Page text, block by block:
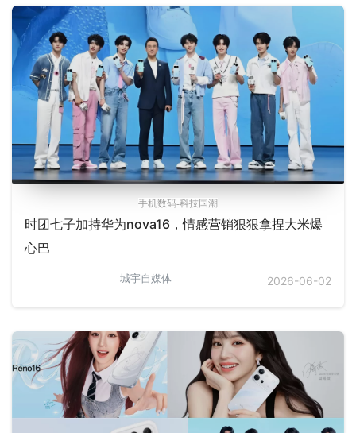
手机数码-科技国潮
时团七子加持华为nova16，情感营销狠狠拿捏大米爆
心巴
城宇自媒体 2026-06-02